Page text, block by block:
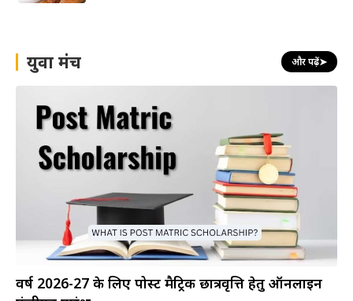
युवा मंच और पढ़ें➤
वर्ष 2026-27 के लिए पोस्ट मैट्रिक छात्रवृत्ति हेतु ऑनलाइन